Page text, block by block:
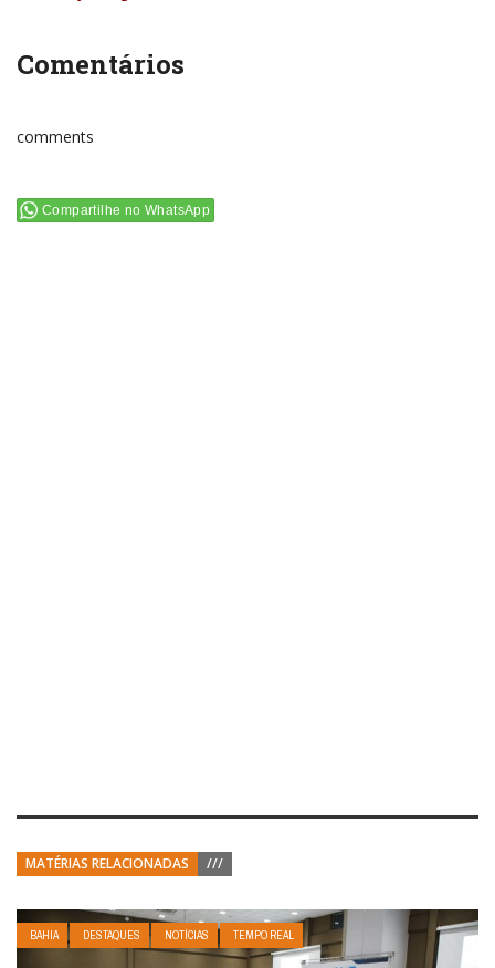
Comentários
comments
Compartilhe no WhatsApp
MATÉRIAS RELACIONADAS ///
BAHIA DESTAQUES NOTÍCIAS TEMPO REAL